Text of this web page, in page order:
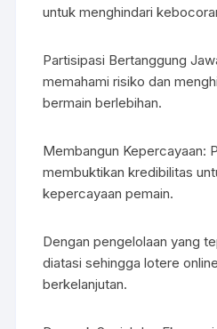
untuk menghindari
Partisipasi Bertanggung
memahami risiko dan
bermain berlebihan.
Membangun Kepercayaan:
membuktikan kredibilitas
kepercayaan pemain.
Dengan pengelolaan yang
diatasi sehingga lotere
berkelanjutan.